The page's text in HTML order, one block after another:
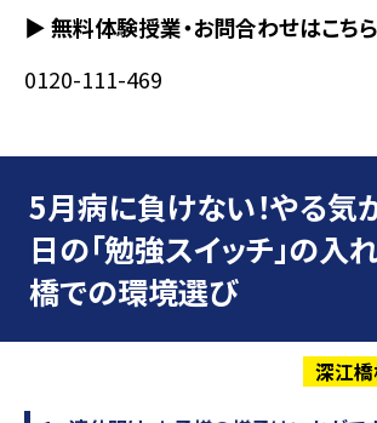
▶ 無料体験授業・お問合わせはこちら
0120-111-469
5月病に負けない！やる気
日の「勉強スイッチ」の入
橋での環境選び
深江